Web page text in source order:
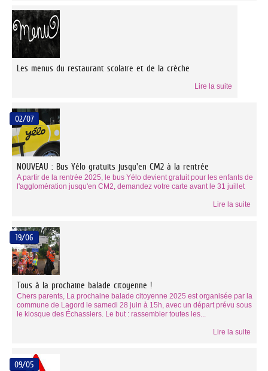
Les menus du restaurant scolaire et de la crèche
Lire la suite
02/07
NOUVEAU : Bus Yélo gratuits jusqu'en CM2 à la rentrée
A partir de la rentrée 2025, le bus Yélo devient gratuit pour les enfants de
l'agglomération jusqu'en CM2, demandez votre carte avant le 31 juillet
Lire la suite
19/06
Tous à la prochaine balade citoyenne !
Chers parents, La prochaine balade citoyenne 2025 est organisée par la
commune de Lagord le samedi 28 juin à 15h, avec un départ prévu sous
le kiosque des Échassiers. Le but : rassembler toutes les...
Lire la suite
09/05